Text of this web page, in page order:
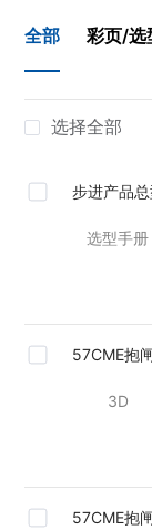
全部 彩页/选
选择全部
步进产品
选型手册
57CME抱
3D
57CME抱